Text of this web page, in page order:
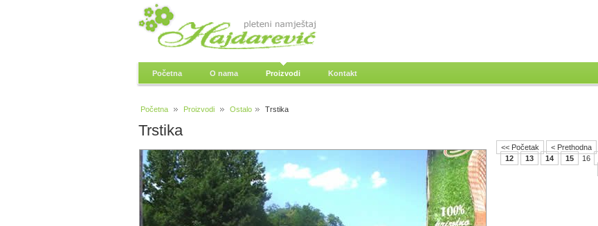
Početna O nama Proizvodi Kontakt
Početna Proizvodi Ostalo Trstika
Trstika
<< Početak < Prethodna
12
13 14 15 16